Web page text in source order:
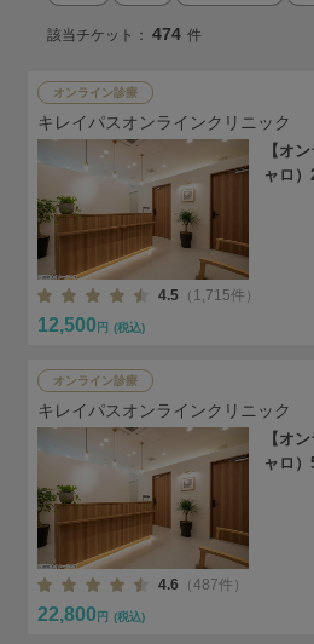
該当チケット：474 件
オンライン診療
キレイパスオンラインクリニック
【オ
ャロ
4.5 （1,715件）
12,500 円 (税込)
オンライン診療
キレイパスオンラインクリニック
【オ
ャロ
4.6 （487件）
22,800 円 (税込)